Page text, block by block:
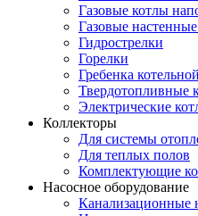
Газовые котлы
Газовые
Гидрострелки
Горелки
Гребенка котельной
Твердотопливные
Электрические
Коллекторы
Для системы
Для теплых полов
Комплектующие
Насосное оборудование
Канализационные